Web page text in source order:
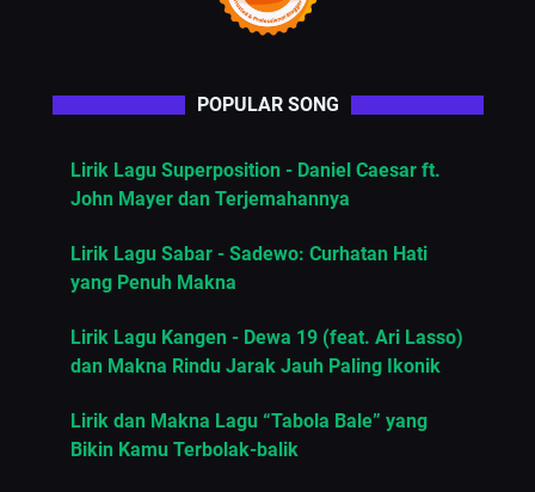
POPULAR SONG
Lirik Lagu Superposition - Daniel Caesar ft.
John Mayer dan Terjemahannya
Lirik Lagu Sabar - Sadewo: Curhatan Hati
yang Penuh Makna
Lirik Lagu Kangen - Dewa 19 (feat. Ari Lasso)
dan Makna Rindu Jarak Jauh Paling Ikonik
Lirik dan Makna Lagu “Tabola Bale” yang
Bikin Kamu Terbolak-balik